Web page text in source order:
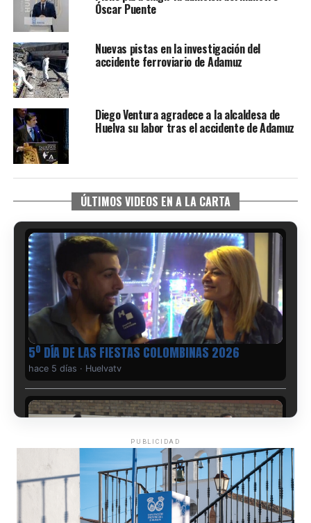
Óscar Puente
Nuevas pistas en la investigación del
accidente ferroviario de Adamuz
Diego Ventura agradece a la alcaldesa de
Huelva su labor tras el accidente de Adamuz
ÚLTIMOS VIDEOS EN A LA CARTA
5º DÍA DE LAS FIESTAS COLOMBINAS 2026
hace 5 días · Huelvatv
PUBLICIDAD